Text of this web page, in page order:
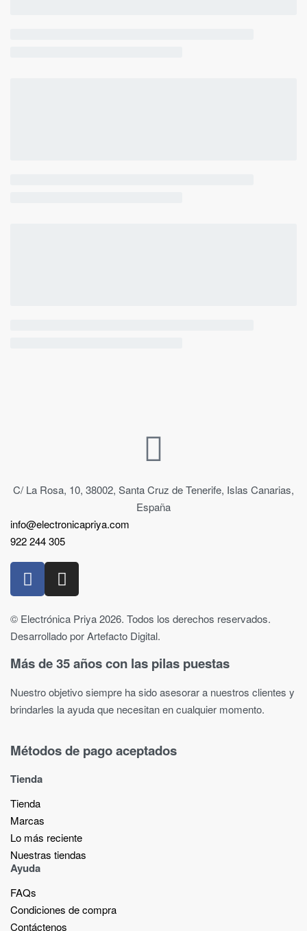
C/ La Rosa, 10, 38002, Santa Cruz de Tenerife, Islas Canarias,
España
info@electronicapriya.com
922 244 305
© Electrónica Priya 2026. Todos los derechos reservados.
Desarrollado por Artefacto Digital.
Más de 35 años con las pilas puestas
Nuestro objetivo siempre ha sido asesorar a nuestros clientes y
brindarles la ayuda que necesitan en cualquier momento.
Métodos de pago aceptados
Tienda
Tienda
Marcas
Lo más reciente​
Nuestras tiendas​
Ayuda
FAQs
Condiciones de compra
Contáctenos